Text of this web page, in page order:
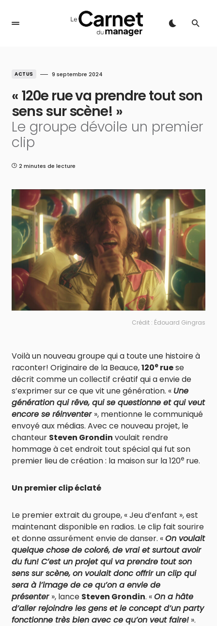
ACTUS 9 septembre 2024
« 120e rue va prendre tout son
sens sur scène! »
Le groupe dévoile un premier
clip
2 minutes de lecture
Crédit : Édouard Gingras
Voilà un nouveau groupe qui a toute une histoire à
raconter! Originaire de la Beauce,120e ruese
décrit comme un collectif créatif qui a envie de
s’exprimer sur ce que vit une génération. « Une
génération qui rêve, qui se questionne et qui veut
encore se réinventer », mentionne le communiqué
envoyé aux médias. Avec ce nouveau projet, le
chanteur Steven Grondin voulait rendre
hommage à cet endroit tout spécial qui fut son
premier lieu de création : la maison sur la 120e rue.
Un premier clip éclaté
Le premier extrait du groupe, « Jeu d’enfant », est
maintenant disponible en radios. Le clip fait sourire
et donne assurément envie de danser. «On voulait
quelque chose de coloré, de vrai et surtout avoir
du fun! C’est un projet qui va prendre tout son
sens sur scène, on voulait donc offrir un clip qui
sera à l’image de ce qu’on a envie de
présenter », lance Steven Grondin. «On a hâte
d’aller rejoindre les gens et le concept d’un party
fonctionne très bien avec ce qu’on veut faire! ».